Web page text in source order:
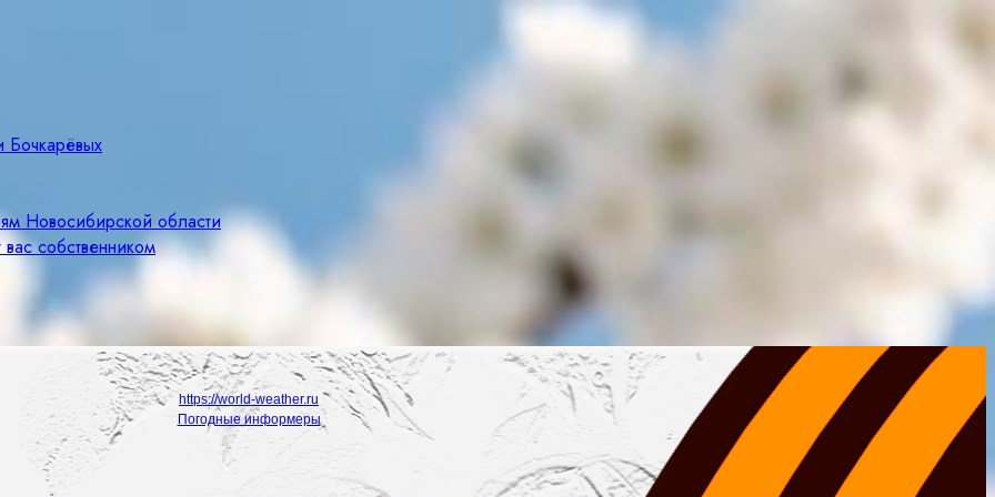
Бочкарёвых
Новосибирской области
собственником
https://world-weather.ru
Погодные информеры